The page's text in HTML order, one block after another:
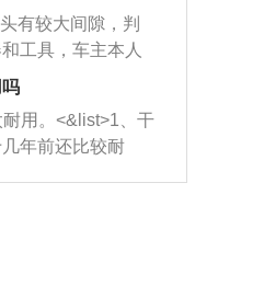
混合后，车辆启
起进入到燃烧
，就可以让三元
管堵塞的情况就
记忆也能打好方
漏油。<&list>2、
使活塞环与缸体
流入燃烧室中，
、机油粘度。使用
同样会有烧机油现
很好的流动性，
有较大间隙，判
工具，车主本人
送到修理厂或4s
套管防尘罩破
现象，使半轴磨
易损坏，产生异
转向胶套和球头
用。<&list>1、干
年前还比较耐